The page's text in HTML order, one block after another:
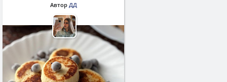
Автор ДД